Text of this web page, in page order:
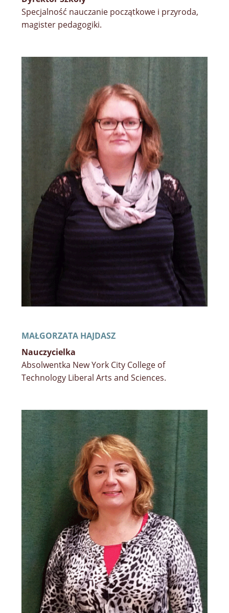
Specjalność nauczanie początkowe i przyroda,
magister pedagogiki.
MAŁGORZATA HAJDASZ
Nauczycielka
Absolwentka New York City College of
Technology Liberal Arts and Sciences.